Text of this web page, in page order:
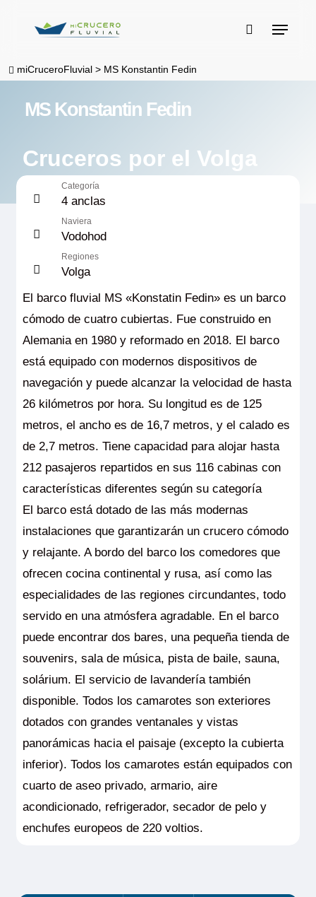
content
buscar
Menu
miCruceroFluvial > MS Konstantin Fedin
MS Konstantin Fedin
Cruceros por el Volga
Categoría
4 anclas
Naviera
Vodohod
Regiones
Volga
El barco fluvial MS «Konstatin Fedin» es un barco
cómodo de cuatro cubiertas. Fue construido en
Alemania en 1980 y reformado en 2018. El barco
está equipado con modernos dispositivos de
navegación y puede alcanzar la velocidad de hasta
26 kilómetros por hora. Su longitud es de 125
metros, el ancho es de 16,7 metros, y el calado es
de 2,7 metros. Tiene capacidad para alojar hasta
212 pasajeros repartidos en sus 116 cabinas con
características diferentes según su categoría
El barco está dotado de las más modernas
instalaciones que garantizarán un crucero cómodo
y relajante. A bordo del barco los comedores que
ofrecen cocina continental y rusa, así como las
especialidades de las regiones circundantes, todo
servido en una atmósfera agradable. En el barco
puede encontrar dos bares, una pequeña tienda de
souvenirs, sala de música, pista de baile, sauna,
solárium. El servicio de lavandería también
disponible. Todos los camarotes son exteriores
dotados con grandes ventanales y vistas
panorámicas hacia el paisaje (excepto la cubierta
inferior). Todos los camarotes están equipados con
cuarto de aseo privado, armario, aire
acondicionado, refrigerador, secador de pelo y
enchufes europeos de 220 voltios.